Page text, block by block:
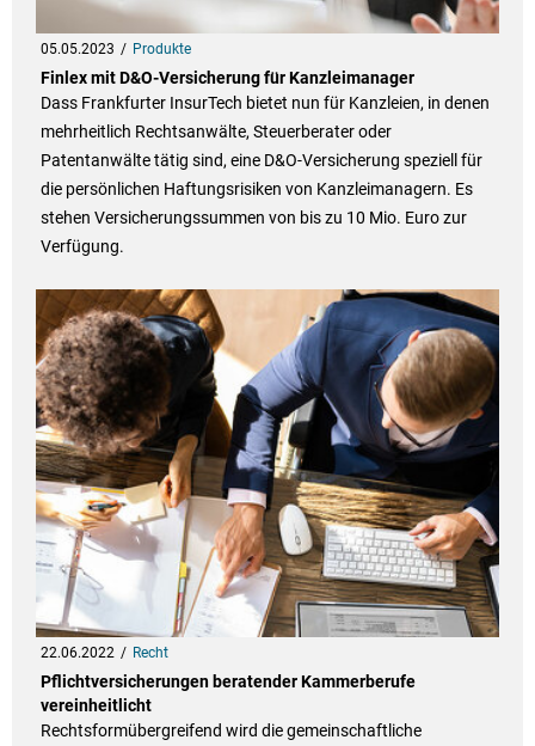
05.05.2023 Produkte
Finlex mit D&O-Versicherung für Kanzleimanager
Dass Frankfurter InsurTech bietet nun für Kanzleien, in denen
mehrheitlich Rechtsanwälte, Steuerberater oder
Patentanwälte tätig sind, eine D&O-Versicherung speziell für
die persönlichen Haftungsrisiken von Kanzleimanagern. Es
stehen Versicherungssummen von bis zu 10 Mio. Euro zur
Verfügung.
22.06.2022 Recht
Pflichtversicherungen beratender Kammerberufe
vereinheitlicht
Rechtsformübergreifend wird die gemeinschaftliche